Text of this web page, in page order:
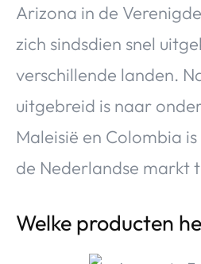
Arizona in de
zich sindsdien snel
verschillende landen.
uitgebreid is naar
Maleisië en Colombia
de Nederlandse markt
Welke producten